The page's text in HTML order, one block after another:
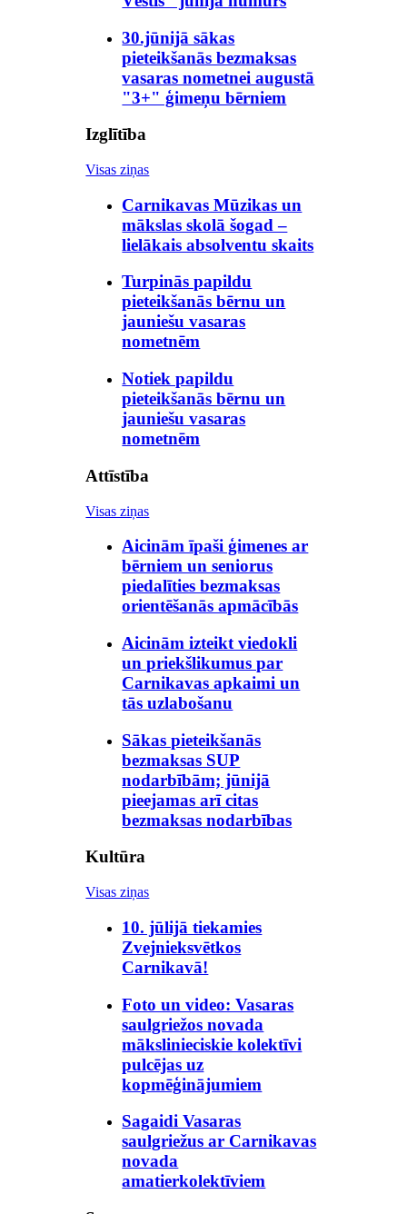
30.jūnijā sākas
pieteikšanās bezmaksas
vasaras nometnei augustā
"3+" ģimeņu bērniem
Izglītība
Visas ziņas
Carnikavas Mūzikas un
mākslas skolā šogad –
lielākais absolventu skaits
Turpinās papildu
pieteikšanās bērnu un
jauniešu vasaras
nometnēm
Notiek papildu
pieteikšanās bērnu un
jauniešu vasaras
nometnēm
Attīstība
Visas ziņas
Aicinām īpaši ģimenes ar
bērniem un seniorus
piedalīties bezmaksas
orientēšanās apmācībās
Aicinām izteikt viedokli
un priekšlikumus par
Carnikavas apkaimi un
tās uzlabošanu
Sākas pieteikšanās
bezmaksas SUP
nodarbībām; jūnijā
pieejamas arī citas
bezmaksas nodarbības
Kultūra
Visas ziņas
10. jūlijā tiekamies
Zvejnieksvētkos
Carnikavā!
Foto un video: Vasaras
saulgriežos novada
mākslinieciskie kolektīvi
pulcējas uz
kopmēģinājumiem
Sagaidi Vasaras
saulgriežus ar Carnikavas
novada
amatierkolektīviem